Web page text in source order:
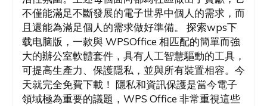
不僅能滿足不斷發展的電子世界中個人的需求，而
且還能為滿足個人的需求做好準備。 探索wps下
载电脑版，一款與 WPSOffice 相匹配的簡單而強
大的辦公室軟體套件，具有人工智慧驅動的工具，
可提高生產力、保護隱私，並與所有裝置相容。今
天就完全免費下載！ 隱私和資訊保護是當今電子
領域極為重要的議題，WPS Office 非常重視這些